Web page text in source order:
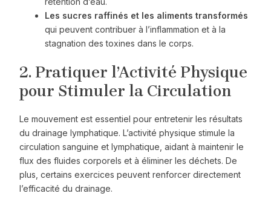
Les sucres raffinés et les aliments transformés
qui peuvent contribuer à l’inflammation et à la
stagnation des toxines dans le corps.
2. Pratiquer l’Activité Physique
pour Stimuler la Circulation
Le mouvement est essentiel pour entretenir les résultats
du drainage lymphatique. L’activité physique stimule la
circulation sanguine et lymphatique, aidant à maintenir le
flux des fluides corporels et à éliminer les déchets. De
plus, certains exercices peuvent renforcer directement
l’efficacité du drainage.